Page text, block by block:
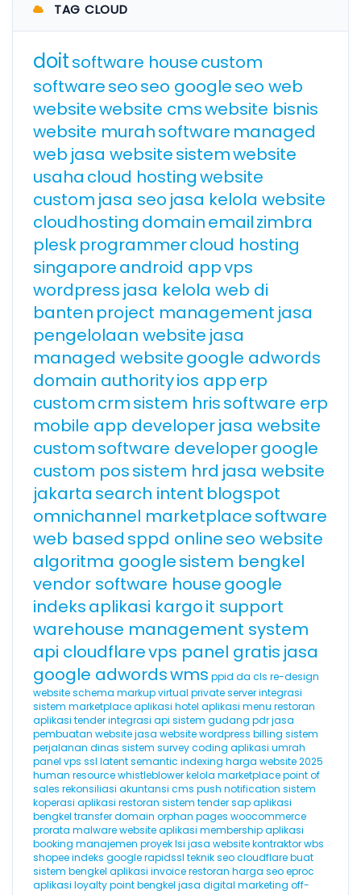
TAG CLOUD
doitsoftware housecustom
softwareseoseo googleseo web
websitewebsite cmswebsite bisnis
website murahsoftware managed
web jasa websitesistemwebsite
usaha cloud hostingwebsite
custom jasa seo jasa kelola website
cloudhosting domainemailzimbra
pleskprogrammercloud hosting
singaporeandroid appvps
wordpress jasa kelola web di
banten project management jasa
pengelolaan website jasa
managed websitegoogle adwords
domain authorityios apperp
customcrmsistem hrissoftware erp
mobile app developerjasa website
customsoftware developergoogle
custom possistem hrd jasa website
jakarta search intent blogspot
omnichannel marketplacesoftware
web based sppd onlineseo website
algoritma googlesistem bengkel
vendor software housegoogle
indeksaplikasi kargoit support
warehouse management system
api cloudflarevps panel gratis jasa
google adwordswms ppid da cls re-design
websiteschema markupvirtual private serverintegrasi
sistem marketplaceaplikasi hotel aplikasi menu restoran
aplikasi tenderintegrasi api sistem gudang pdrjasa
pembuatan websitejasa website wordpress billing sistem
perjalanan dinas sistem surveycoding aplikasi umrah
panel vps ssl latent semantic indexing harga website 2025
human resourcewhistleblowerkelola marketplacepoint of
sales rekonsiliasi akuntansi cms push notification sistem
koperasi aplikasi restoran sistem tendersapaplikasi
bengkel transfer domain orphan pages woocommerce
prorata malware websiteaplikasi membershipaplikasi
booking manajemen proyeklsi jasa website kontraktorwbs
shopeeindeks googlerapidssl teknik seocloudflarebuat
sistem bengkel aplikasi invoicerestoran harga seoeproc
aplikasi loyalty pointbengkel jasa digital marketing off-